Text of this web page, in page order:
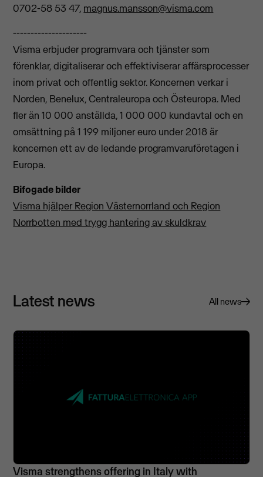
0702-58 53 47, magnus.mansson@visma.com
---------------------
Visma erbjuder programvara och tjänster som
förenklar, digitaliserar och effektiviserar affärsprocesser
inom privat och offentlig sektor. Koncernen verkar i
Norden, Benelux, Centraleuropa och Östeuropa. Med
fler än 10 000 anställda, 1 000 000 kundavtal och en
omsättning på 1 199 miljoner euro under 2018 är
koncernen ett av de ledande programvaruföretagen i
Europa.
Bifogade bilder
Visma hjälper Region Västernorrland och Region
Norrbotten med trygg hantering av skuldkrav
Latest news All news
Visma strengthens offering in Italy with